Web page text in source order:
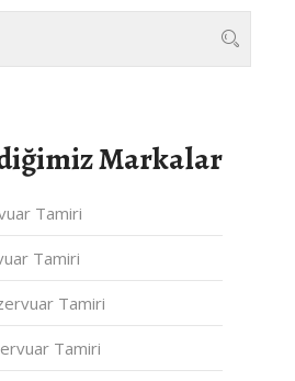
Markalar
Tamiri
Tamiri
Tamiri
Tamiri